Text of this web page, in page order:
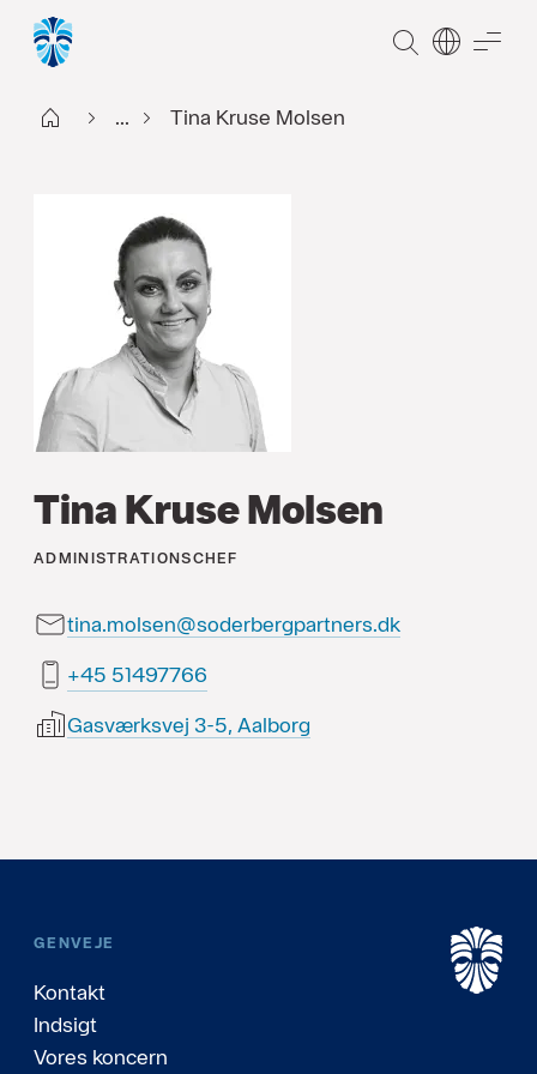
SØG
Start DK ... Tina Kruse Molsen
Tina Kruse Molsen
ADMINISTRATIONSCHEF
tina.molsen@soderbergpartners.dk
66779415 54+
Gasværksvej 3-5, Aalborg
GENVEJE
Kontakt
Indsigt
Vores koncern